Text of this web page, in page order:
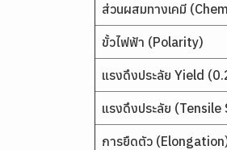
ส่วนผสมทางเคมี
ขั้วไฟฟ้า (Polarity)
แรงดึงประลัย Yield
แรงดึงประลัย
การยืดตัว